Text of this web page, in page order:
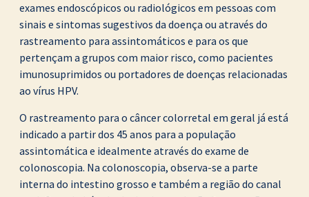
exames endoscópicos ou radiológicos em pessoas com
sinais e sintomas sugestivos da doença ou através do
rastreamento para assintomáticos e para os que
pertençam a grupos com maior risco, como pacientes
imunosuprimidos ou portadores de doenças relacionadas
ao vírus HPV.
O rastreamento para o câncer colorretal em geral já está
indicado a partir dos 45 anos para a população
assintomática e idealmente através do exame de
colonoscopia. Na colonoscopia, observa-se a parte
interna do intestino grosso e também a região do canal